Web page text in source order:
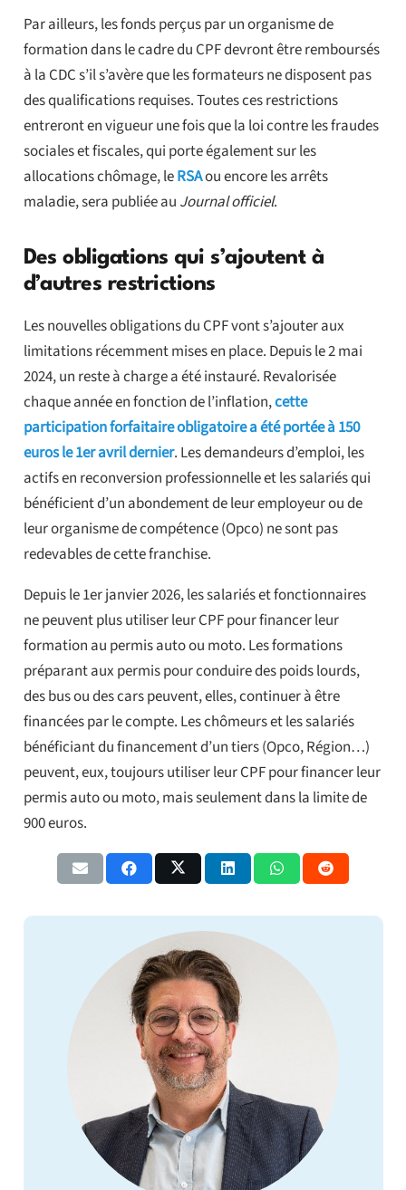
Par ailleurs, les fonds perçus par un organisme de
formation dans le cadre du CPF devront être remboursés
à la CDC s’il s’avère que les formateurs ne disposent pas
des qualifications requises. Toutes ces restrictions
entreront en vigueur une fois que la loi contre les fraudes
sociales et fiscales, qui porte également sur les
allocations chômage, leRSAou encore les arrêts
maladie, sera publiée au Journalofficiel.
Des obligations qui s’ajoutent à
d’autres restrictions
Les nouvelles obligations du CPF vont s’ajouter aux
limitations récemment mises en place. Depuis le 2 mai
2024, un reste à charge a été instauré. Revalorisée
chaque année en fonction de l’inflation,cette
participation forfaitaire obligatoire a été portée à 150
euros le 1er avril dernier. Les demandeurs d’emploi, les
actifs en reconversion professionnelle et les salariés qui
bénéficient d’un abondement de leur employeur ou de
leur organisme de compétence (Opco) ne sont pas
redevables de cette franchise.
Depuis le 1er janvier 2026, les salariés et fonctionnaires
ne peuvent plus utiliser leur CPF pour financer leur
formation au permis auto ou moto. Les formations
préparant aux permis pour conduire des poids lourds,
des bus ou des cars peuvent, elles, continuer à être
financées par le compte. Les chômeurs et les salariés
bénéficiant du financement d’un tiers (Opco, Région…)
peuvent, eux, toujours utiliser leur CPF pour financer leur
permis auto ou moto, mais seulement dans la limite de
900 euros.